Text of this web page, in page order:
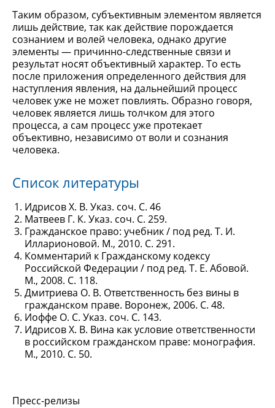
Таким образом, субъективным элементом является
лишь действие, так как действие порождается
сознанием и волей человека, однако другие
элементы — причинно-следственные связи и
результат носят объективный характер. То есть
после приложения определенного действия для
наступления явления, на дальнейший процесс
человек уже не может повлиять. Образно говоря,
человек является лишь толчком для этого
процесса, а сам процесс уже протекает
объективно, независимо от воли и сознания
человека.
Список литературы
Идрисов Х. В. Указ. соч. С. 46
Матвеев Г. К. Указ. соч. С. 259.
Гражданское право: учебник / под ред. Т. И.
Илларионовой. М., 2010. С. 291.
Комментарий к Гражданскому кодексу
Российской Федерации / под ред. Т. Е. Абовой.
М., 2008. С. 118.
Дмитриева О. В. Ответственность без вины в
гражданском праве. Воронеж, 2006. С. 48.
Иоффе О. С. Указ. соч. С. 143.
Идрисов Х. В. Вина как условие ответственности
в российском гражданском праве: монография.
М., 2010. С. 50.
Пресс-релизы